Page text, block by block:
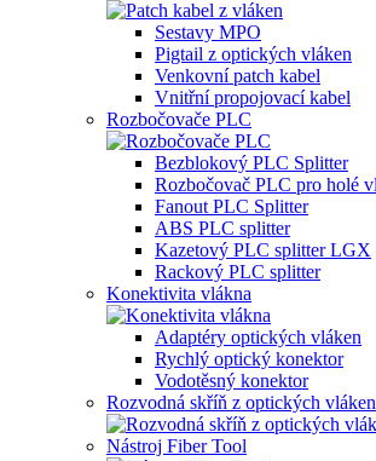
Sestavy MPO
Pigtail z optických vláken
Venkovní patch kabel
Vnitřní propojovací kabel
Rozbočovače PLC
Bezblokový PLC Splitter
Rozbočovač PLC pro holé
Fanout PLC Splitter
ABS PLC splitter
Kazetový PLC splitter LGX
Rackový PLC splitter
Konektivita vlákna
Adaptéry optických vláken
Rychlý optický konektor
Vodotěsný konektor
Rozvodná skříň z optických vláken
Nástroj Fiber Tool